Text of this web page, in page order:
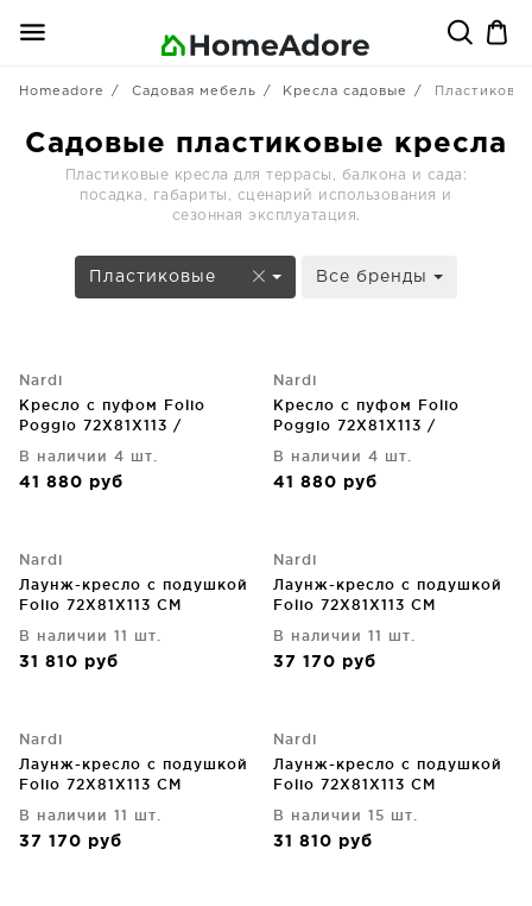
Homeadore Садовая мебель Кресла садовые
Садовые пластиковые кресла
Пластиковые кресла для террасы, балкона и сада:
посадка, габариты, сценарий использования и
сезонная эксплуатация.
Пластиковые Все бренды
Nardi
Кресло с пуфом Folio
Poggio 72X81X113 /
В наличии 4 шт.
41 880 руб
Nardi
Кресло с пуфом Folio
Poggio 72X81X113 /
В наличии 4 шт.
41 880 руб
Nardi
Лаунж-кресло с подушкой
Folio 72X81X113 CM
В наличии 11 шт.
31 810 руб
Nardi
Лаунж-кресло с подушкой
Folio 72X81X113 CM
В наличии 11 шт.
37 170 руб
Nardi
Лаунж-кресло с подушкой
Folio 72X81X113 CM
В наличии 11 шт.
37 170 руб
Nardi
Лаунж-кресло с подушкой
Folio 72X81X113 CM
В наличии 15 шт.
31 810 руб